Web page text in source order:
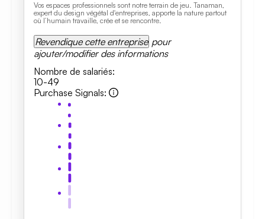
Vos espaces professionnels sont notre terrain de jeu. Tanaman,
expert du design végétal d'entreprises, apporte la nature partout
où l’humain travaille, crée et se rencontre.
Revendique cette entreprise pour
ajouter/modifier des informations
Nombre de salariés:
10-49
Purchase Signals: